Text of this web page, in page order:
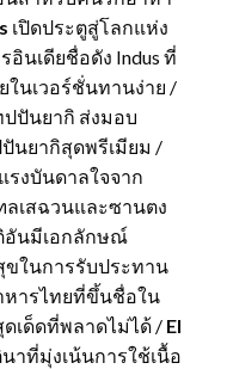
เปิดประตูสู่โลกแห่ง
นเดียชื่อดัง Indus ที่
นเวอร์ชั่นทานง่าย /
ปันยากิ ส่งมอบ
นยากิสุดพรีเมียม /
งบันดาลใจจาก
เสฉวนและซานตง
อันมีเอกลักษณ์
ในการรับประทาน
หารไทยที่ขึ้นชื่อใน
เด็ดที่พลาดไม่ได้ / El
าที่มุ่งเน้นการใช้เนื้อ